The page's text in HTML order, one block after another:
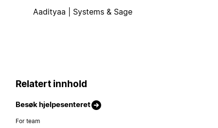
Aadityaa | Systems & Sage
Relatert innhold
Besøk hjelpesenteret
For team